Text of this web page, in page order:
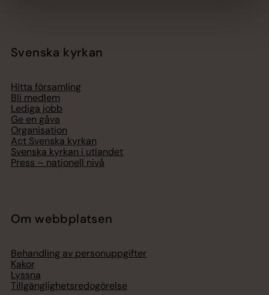
Svenska kyrkan
Hitta församling
Bli medlem
Lediga jobb
Ge en gåva
Organisation
Act Svenska kyrkan
Svenska kyrkan i utlandet
Press – nationell nivå
Om webbplatsen
Behandling av personuppgifter
Kakor
Lyssna
Tillgänglighetsredogörelse